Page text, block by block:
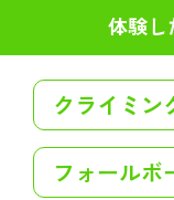
体験し
クライミン
フォールボ